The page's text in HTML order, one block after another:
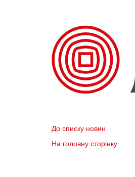
До списку новин
На головну сторінку